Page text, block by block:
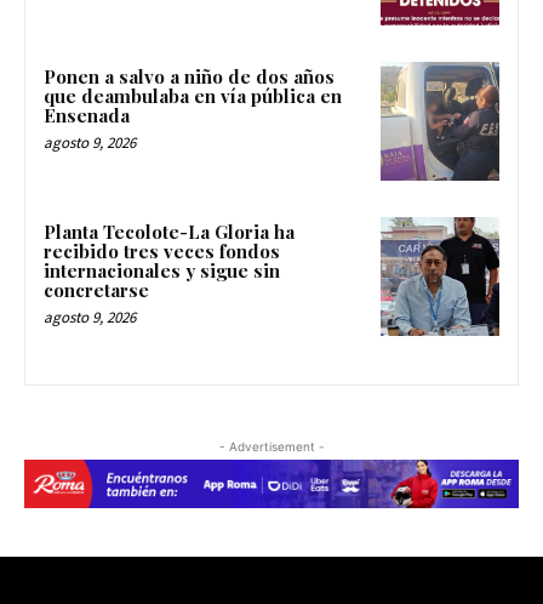
Ponen a salvo a niño de dos años
que deambulaba en vía pública en
Ensenada
agosto 9, 2026
Planta Tecolote-La Gloria ha
recibido tres veces fondos
internacionales y sigue sin
concretarse
agosto 9, 2026
- Advertisement -